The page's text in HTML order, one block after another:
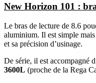
New Horizon 101 :
Le bras de lecture de 8.6
aluminium. Il est simple
et sa précision d’usinage.
De série, il est accompagné
3600L (proche de la Rega